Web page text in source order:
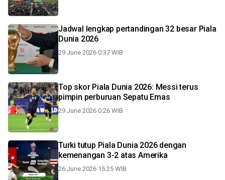
Jadwal lengkap pertandingan 32 besar Piala
Dunia 2026
29 June 2026 0:37 WIB
Top skor Piala Dunia 2026: Messi terus
pimpin perburuan Sepatu Emas
29 June 2026 0:26 WIB
Turki tutup Piala Dunia 2026 dengan
kemenangan 3-2 atas Amerika
26 June 2026 15:25 WIB